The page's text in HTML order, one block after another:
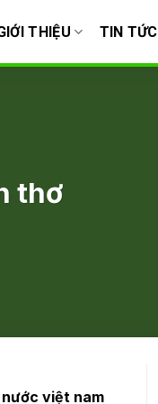
THIỆU TIN TỨC
thơ
việt nam